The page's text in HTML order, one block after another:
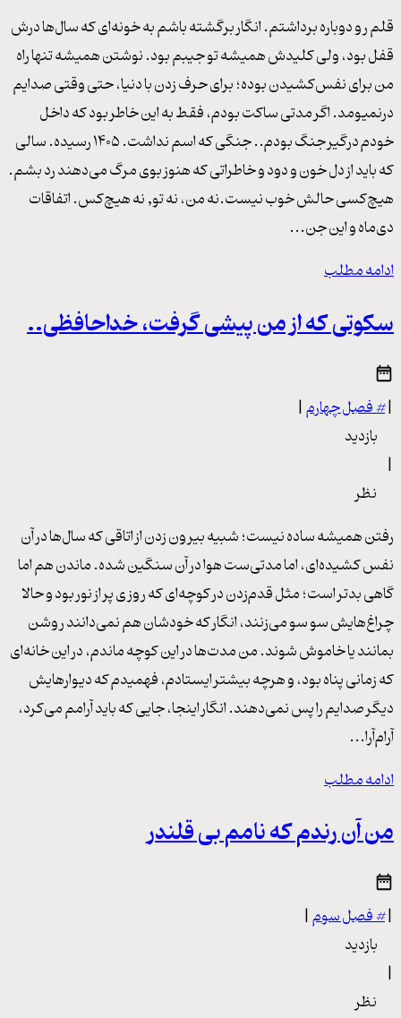
قلم رو دوباره برداشتم. انگار برگشته باشم به خونه‌ای که سال‌ها درش
قفل بود، ولی کلیدش همیشه تو جیبم بود. نوشتن همیشه تنها راه
من برای نفس‌کشیدن بوده؛ برای حرف زدن با دنیا، حتی وقتی صدایم
درنمیومد. اگر مدتی ساکت بودم، فقط به این خاطر بود که داخل
خودم درگیر جنگ بودم.. جنگی که اسم نداشت. ۱۴۰۵ رسیده. سالی
که باید از دل خون و دود و خاطراتی که هنوز بوی مرگ می‌دهند رد بشم.
هیچ‌کسی حالش خوب نیست.نه من، نه تو, نه هیچ‌کس. اتفاقات
دی‌ماه و این جن...
ادامه مطلب
سکوتی که از من پیشی گرفت، خداحافظی..
|
#فصل چهارم|
بازدید
|
نظر
رفتن همیشه ساده نیست؛ شبیه بیرون زدن از اتاقی که سال‌ها در آن
نفس کشیده‌ای، اما مدتی‌ست هوا در آن سنگین شده. ماندن هم اما
گاهی بدتر است؛ مثل قدم‌زدن در کوچه‌ای که روزی پر از نور بود و حالا
چراغ‌هایش سو سو می‌زنند، انگار که خودشان هم نمی‌دانند روشن
بمانند یا خاموش شوند. من مدت‌ها در این کوچه ماندم، در این خانه‌ای
که زمانی پناه بود، و هرچه بیشتر ایستادم، فهمیدم که دیوارهایش
دیگر صدایم را پس نمی‌دهند. انگار اینجا، جایی که باید آرامم می‌کرد،
آرام‌آرا...
ادامه مطلب
من آن رندم که نامم بی قلندر
|
#فصل سوم|
بازدید
|
نظر